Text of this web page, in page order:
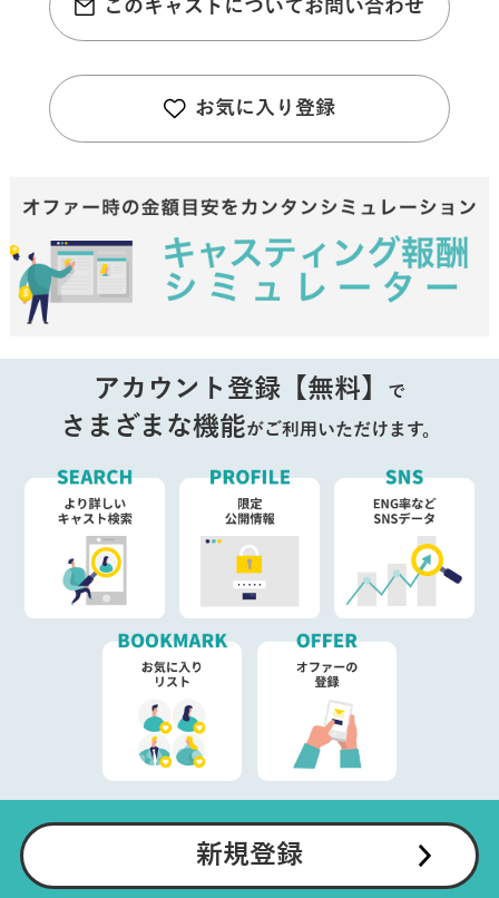
このキャストについてお問い合わせ
お気に入り登録
アカウント登録【無料】 で
さまざまな機能がご利用いただけます。
新規登録